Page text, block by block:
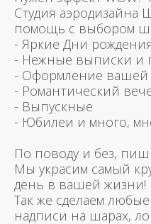
Студия аэродизайна
помощь с выбором
- Яркие Дни рождения
- Нежные выписки и
- Оформление вашей
- Романтический
- Выпускные
- Юбилеи и много,
По поводу и без,
Мы украсим самый
день в вашей жизни!
Так же сделаем
надписи на шарах,